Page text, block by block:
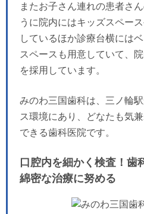
またお子さん連れの患者さ
うに院内にはキッズスペー
しているほか診療台横には
スペースも用意していて、
を採用しています。
みのわ三国歯科は、三ノ輪
ス環境にあり、どなたも気
できる歯科医院です。
口腔内を細かく検査！歯
綿密な治療に努める